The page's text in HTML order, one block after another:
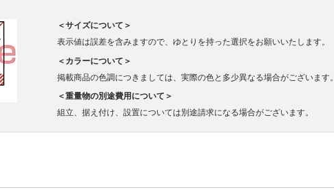
＜サイズについて＞
表示値は誤差を含みますので、ゆとりを持った選択をお願いいたします。
＜カラーについて＞
掲載商品の色調につきましては、実際の色と多少異なる場合がございます。
＜重量物の別途費用について＞
組立、据え付け、設置については別途請求になる場合がございます。